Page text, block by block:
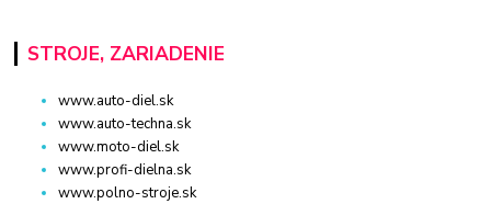
STROJE, ZARIADENIE
www.auto-diel.sk
www.auto-techna.sk
www.moto-diel.sk
www.profi-dielna.sk
www.polno-stroje.sk